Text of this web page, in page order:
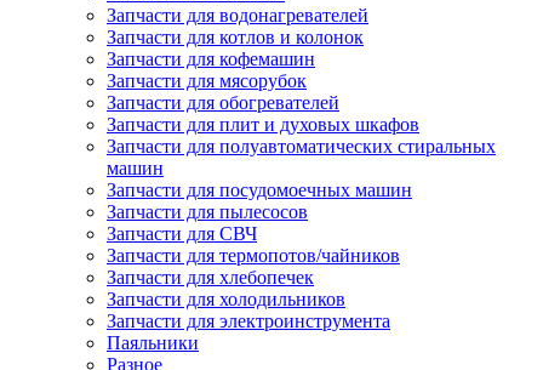
Запчасти для водонагревателей
Запчасти для котлов и колонок
Запчасти для кофемашин
Запчасти для мясорубок
Запчасти для обогревателей
Запчасти для плит и духовых шкафов
Запчасти для полуавтоматических стиральных
машин
Запчасти для посудомоечных машин
Запчасти для пылесосов
Запчасти для СВЧ
Запчасти для термопотов/чайников
Запчасти для хлебопечек
Запчасти для холодильников
Запчасти для электроинструмента
Паяльники
Разное